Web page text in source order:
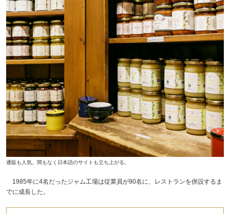
通販も人気。間もなく日本語のサイトも立ち上がる。
1985年に4名だったジャム工場は従業員が90名に、レストランを併設するま
でに成長した。